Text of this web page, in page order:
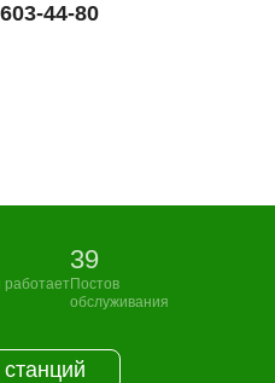
44-80
39
Постов
обслуживания